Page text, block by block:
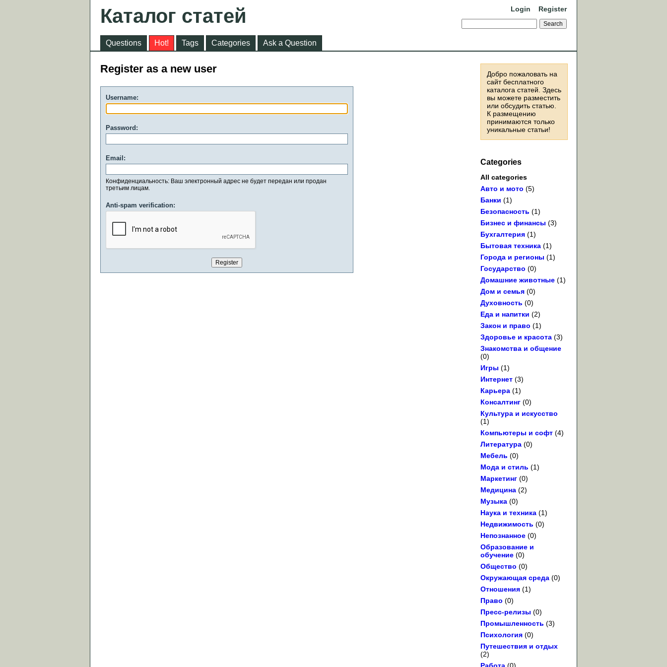
Каталог статей Login Register
Questions Hot! Tags Categories Ask a Question
Добро пожаловать на
сайт бесплатного
каталога статей. Здесь
вы можете разместить
или обсудить статью.
К размещению
принимаются только
уникальные статьи!
Categories
All categories
Авто и мото (5)
Банки (1)
Безопасность (1)
Бизнес и финансы (3)
Бухгалтерия (1)
Бытовая техника (1)
Города и регионы (1)
Государство (0)
Домашние животные (1)
Дом и семья (0)
Духовность (0)
Еда и напитки (2)
Закон и право (1)
Здоровье и красота (3)
Знакомства и общение
(0)
Игры (1)
Интернет (3)
Карьера (1)
Консалтинг (0)
Культура и искусство
(1)
Компьютеры и софт (4)
Литература (0)
Мебель (0)
Мода и стиль (1)
Маркетинг (0)
Медицина (2)
Музыка (0)
Наука и техника (1)
Недвижимость (0)
Непознанное (0)
Образование и
обучение (0)
Общество (0)
Окружающая среда (0)
Отношения (1)
Право (0)
Пресс-релизы (0)
Промышленность (3)
Психология (0)
Путешествия и отдых
(2)
Register as a new user
Username:
Password:
Email:
Конфиденциальность: Ваш электронный адрес не будет передан или продан
третьим лицам.
Anti-spam verification: